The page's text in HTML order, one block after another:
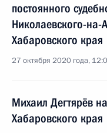
постоянного
Николаевского-на-
Хабаровского края
27 октября 2020 года,
Михаил Дегтярёв
Хабаровского края